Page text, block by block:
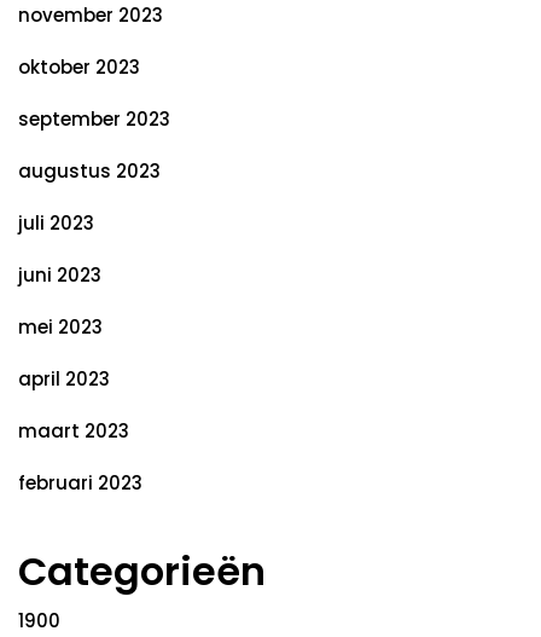
november 2023
oktober 2023
september 2023
augustus 2023
juli 2023
juni 2023
mei 2023
april 2023
maart 2023
februari 2023
Categorieën
1900